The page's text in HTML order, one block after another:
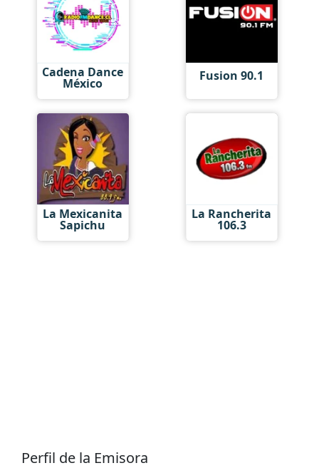
Cadena Dance
México Fusion 90.1
La Mexicanita
Sapichu
La Rancherita
106.3
Perfil de la Emisora